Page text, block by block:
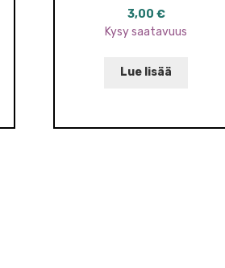
3,00 €
Kysy saatavuus
Lue lisää